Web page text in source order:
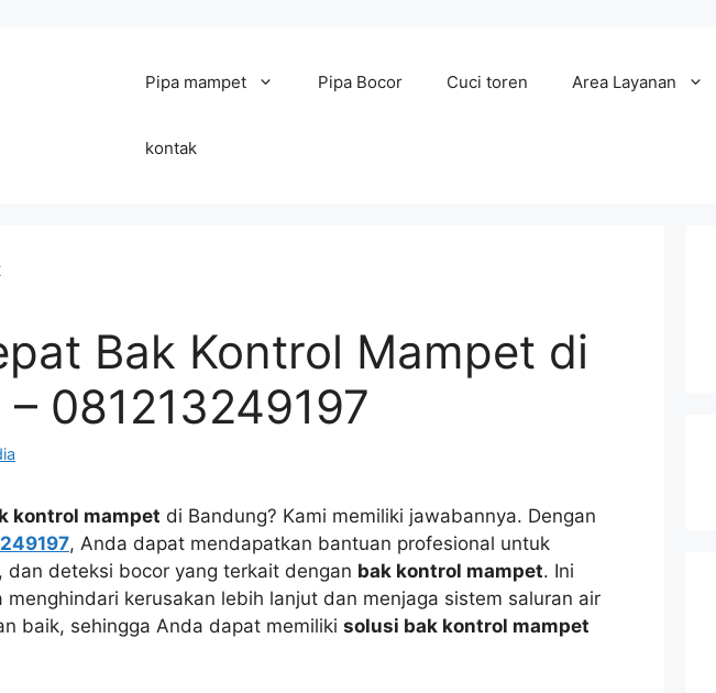
Pipa mampet Pipa Bocor Cuci toren Area Layanan
kontak
Bak Kontrol Mampet di
081213249197
kontrol mampet di Bandung? Kami memiliki jawabannya. Dengan
, Anda dapat mendapatkan bantuan profesional untuk
dan deteksi bocor yang terkait dengan bak kontrol mampet. Ini
menghindari kerusakan lebih lanjut dan menjaga sistem saluran air
baik, sehingga Anda dapat memiliki solusi bak kontrol mampet